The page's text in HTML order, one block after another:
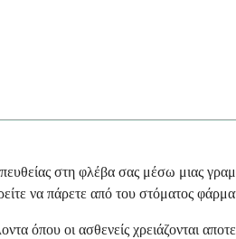
στη φλέβα σας μέσω μιας
να πάρετε από του στόματος
όπου οι ασθενείς χρειάζονται